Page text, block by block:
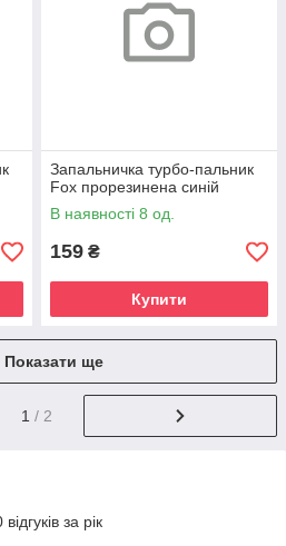
Запальничка турбо-пальник
Fox прорезинена синій
В наявності 8 од.
159 ₴
Купити
Показати ще
1 / 2
за рік